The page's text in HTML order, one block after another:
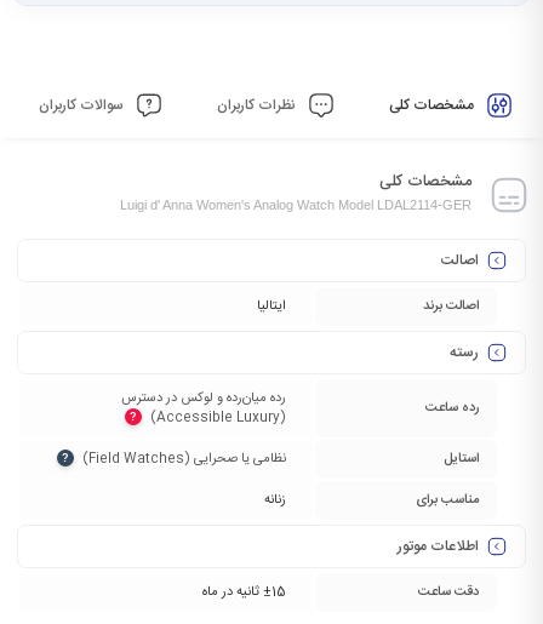
مشخصات کلی نظرات کاربران سوالات کاربران
مشخصات کلی
Luigi d' Anna Women's Analog Watch Model LDAL2114-GER
اصالت
اصالت برند ایتالیا
رسته
رده ساعت
رده میان‌رده و لوکس در دسترس
(Accessible Luxury)‏
?
استایل نظامی یا صحرایی (Field Watches)‏ ?
مناسب برای زنانه
اطلاعات موتور
دقت ساعت ±15 ثانیه در ماه